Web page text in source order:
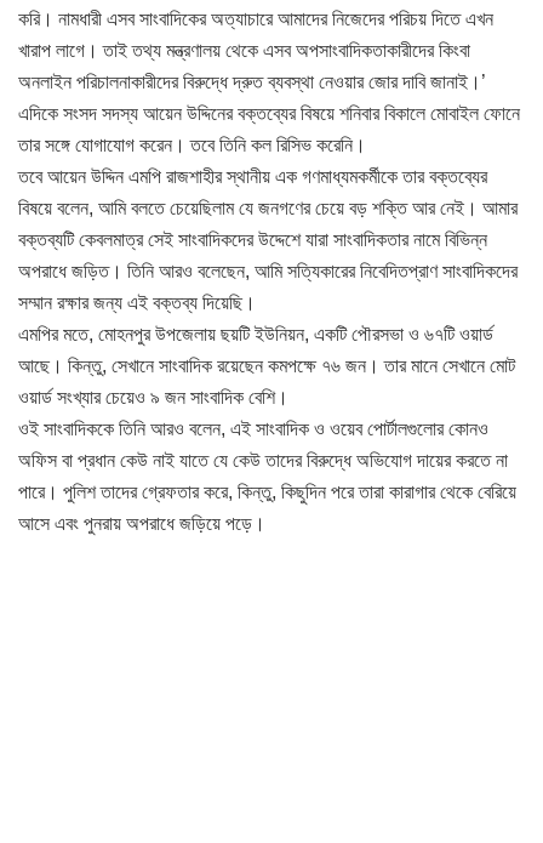
করি। নামধারী এসব সাংবাদিকের অত্যাচারে আমাদের নিজেদের পরিচয় দিতে এখন
খারাপ লাগে। তাই তথ্য মন্ত্রণালয় থেকে এসব অপসাংবাদিকতাকারীদের কিংবা
অনলাইন পরিচালনাকারীদের বিরুদ্ধে দ্রুত ব্যবস্থা নেওয়ার জোর দাবি জানাই।’
এদিকে সংসদ সদস্য আয়েন উদ্দিনের বক্তব্যের বিষয়ে শনিবার বিকালে মোবাইল ফোনে
তার সঙ্গে যোগাযোগ করেন। তবে তিনি কল রিসিভ করেনি।
তবে আয়েন উদ্দিন এমপি রাজশাহীর স্থানীয় এক গণমাধ্যমকর্মীকে তার বক্তব্যের
বিষয়ে বলেন, আমি বলতে চেয়েছিলাম যে জনগণের চেয়ে বড় শক্তি আর নেই। আমার
বক্তব্যটি কেবলমাত্র সেই সাংবাদিকদের উদ্দেশে যারা সাংবাদিকতার নামে বিভিন্ন
অপরাধে জড়িত। তিনি আরও বলেছেন, আমি সত্যিকারের নিবেদিতপ্রাণ সাংবাদিকদের
সম্মান রক্ষার জন্য এই বক্তব্য দিয়েছি।
এমপির মতে, মোহনপুর উপজেলায় ছয়টি ইউনিয়ন, একটি পৌরসভা ও ৬৭টি ওয়ার্ড
আছে। কিন্তু, সেখানে সাংবাদিক রয়েছেন কমপক্ষে ৭৬ জন। তার মানে সেখানে মোট
ওয়ার্ড সংখ্যার চেয়েও ৯ জন সাংবাদিক বেশি।
ওই সাংবাদিককে তিনি আরও বলেন, এই সাংবাদিক ও ওয়েব পোর্টালগুলোর কোনও
অফিস বা প্রধান কেউ নাই যাতে যে কেউ তাদের বিরুদ্ধে অভিযোগ দায়ের করতে না
পারে। পুলিশ তাদের গ্রেফতার করে, কিন্তু, কিছুদিন পরে তারা কারাগার থেকে বেরিয়ে
আসে এবং পুনরায় অপরাধে জড়িয়ে পড়ে।